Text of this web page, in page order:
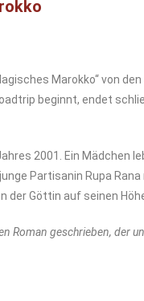
Marokko“ von
beginnt, endet
2001. Ein
Partisanin Rupa
der Göttin auf seinen
Roman geschrieben, der